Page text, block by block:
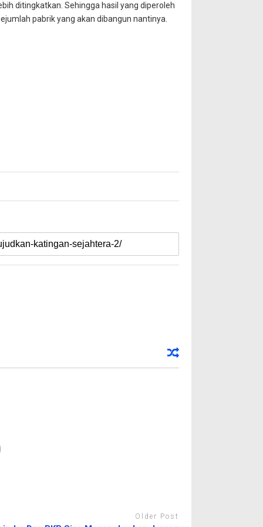
ditingkatkan. Sehingga hasil yang diperoleh
pabrik yang akan dibangun nantinya.
Older Post